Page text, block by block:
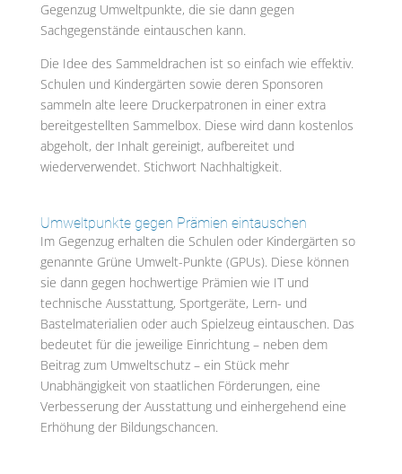
Gegenzug Umweltpunkte, die sie dann gegen
Sachgegenstände eintauschen kann.
Die Idee des Sammeldrachen ist so einfach wie effektiv.
Schulen und Kindergärten sowie deren Sponsoren
sammeln alte leere Druckerpatronen in einer extra
bereitgestellten Sammelbox. Diese wird dann kostenlos
abgeholt, der Inhalt gereinigt, aufbereitet und
wiederverwendet. Stichwort Nachhaltigkeit.
Umweltpunkte gegen Prämien eintauschen
Im Gegenzug erhalten die Schulen oder Kindergärten so
genannte Grüne Umwelt-Punkte (GPUs). Diese können
sie dann gegen hochwertige Prämien wie IT und
technische Ausstattung, Sportgeräte, Lern- und
Bastelmaterialien oder auch Spielzeug eintauschen. Das
bedeutet für die jeweilige Einrichtung – neben dem
Beitrag zum Umweltschutz – ein Stück mehr
Unabhängigkeit von staatlichen Förderungen, eine
Verbesserung der Ausstattung und einhergehend eine
Erhöhung der Bildungschancen.